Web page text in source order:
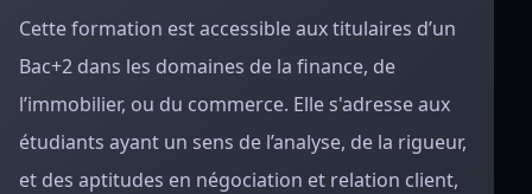
Cette formation est accessible aux titulaires d’un
Bac+2 dans les domaines de la finance, de
l’immobilier, ou du commerce. Elle s'adresse aux
étudiants ayant un sens de l’analyse, de la rigueur,
et des aptitudes en négociation et relation client,